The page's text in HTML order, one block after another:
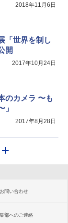
2018年11月6日
「世界を制し
開
2017年10月24日
のカメラ 〜も
」
2017年8月28日
お問い合わせ
部へのご連絡